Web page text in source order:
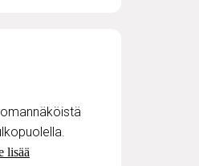
apu
lisää